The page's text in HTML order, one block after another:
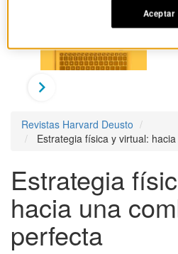
Revistas Harvard Deusto
Estrategia física y virtual:
Estrategia
hacia una
perfecta
Aceptar